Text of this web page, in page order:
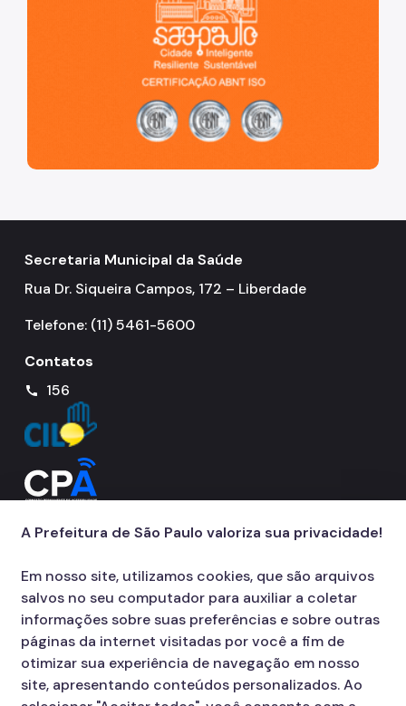
Secretaria Municipal da Saúde
Rua Dr. Siqueira Campos, 172 – Liberdade
Telefone: (11) 5461-5600
Contatos
call 156
A Prefeitura de São Paulo valoriza sua privacidade!
Em nosso site, utilizamos cookies, que são arquivos
salvos no seu computador para auxiliar a coletar
informações sobre suas preferências e sobre outras
páginas da internet visitadas por você a fim de
otimizar sua experiência de navegação em nosso
site, apresentando conteúdos personalizados. Ao